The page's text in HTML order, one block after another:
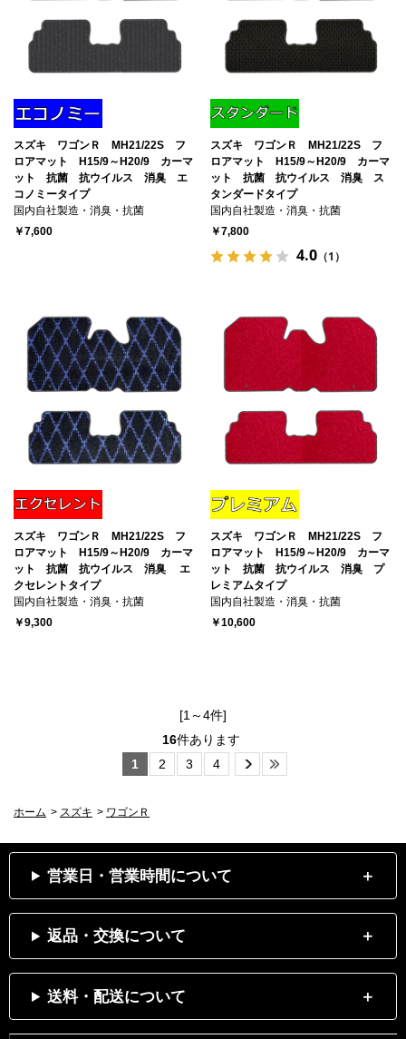
スズキ ワゴンＲ MH21/22S フ
ロアマット H15/9～H20/9 カーマ
ット 抗菌 抗ウイルス 消臭 エ
コノミータイプ
国内自社製造・消臭・抗菌
￥7,600
スズキ ワゴンＲ MH21/22S フ
ロアマット H15/9～H20/9 カーマ
ット 抗菌 抗ウイルス 消臭 ス
タンダードタイプ
国内自社製造・消臭・抗菌
￥7,800
4.0（1）
スズキ ワゴンＲ MH21/22S フ
ロアマット H15/9～H20/9 カーマ
ット 抗菌 抗ウイルス 消臭 エ
クセレントタイプ
国内自社製造・消臭・抗菌
￥9,300
スズキ ワゴンＲ MH21/22S フ
ロアマット H15/9～H20/9 カーマ
ット 抗菌 抗ウイルス 消臭 プ
レミアムタイプ
国内自社製造・消臭・抗菌
￥10,600
[1～4件]
16件あります
1
2 3 4
ホーム > スズキ > ワゴンＲ
営業日・営業時間について
返品・交換について
送料・配送について